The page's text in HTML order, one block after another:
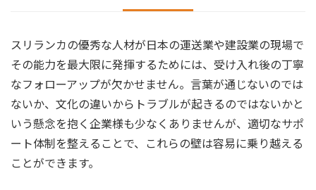
スリランカの優秀な人材が日本の運送業や建設業の現場で
その能力を最大限に発揮するためには、受け入れ後の丁寧
なフォローアップが欠かせません。言葉が通じないのでは
ないか、文化の違いからトラブルが起きるのではないかと
いう懸念を抱く企業様も少なくありませんが、適切なサポ
ート体制を整えることで、これらの壁は容易に乗り越える
ことができます。